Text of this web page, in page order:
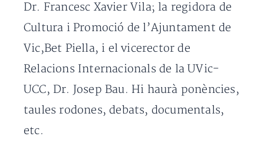
Dr. Francesc Xavier Vila; la regidora de
Cultura i Promoció de l’Ajuntament de
Vic,Bet Piella, i el vicerector de
Relacions Internacionals de la UVic-
UCC, Dr. Josep Bau. Hi haurà ponències,
taules rodones, debats, documentals,
etc.